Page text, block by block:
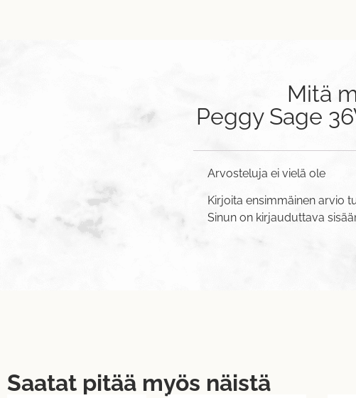
Mitä
Peggy Sage
Arvosteluja ei vielä ole
Kirjoita ensimmäinen arvio
Sinun on kirjauduttava
Saatat pitää myös näistä